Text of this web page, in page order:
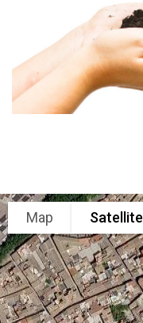
Map Satellite